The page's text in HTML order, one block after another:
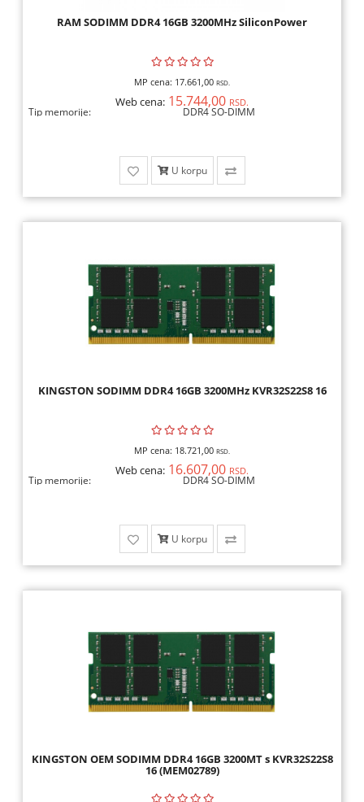
RAM SODIMM DDR4 16GB 3200MHz SiliconPower
MP cena: 17.661,00 RSD.
Web cena: 15.744,00 RSD.
Tip memorije: DDR4 SO-DIMM
U korpu
KINGSTON SODIMM DDR4 16GB 3200MHz KVR32S22S8 16
MP cena: 18.721,00 RSD.
Web cena: 16.607,00 RSD.
Tip memorije: DDR4 SO-DIMM
U korpu
KINGSTON OEM SODIMM DDR4 16GB 3200MT s KVR32S22S8
16 (MEM02789)